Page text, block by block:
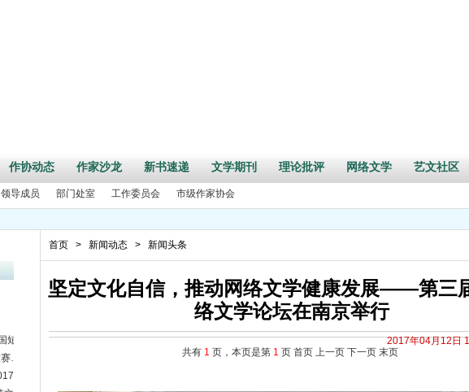
作协动态 作家沙龙 新书速递 文学期刊 理论批评 网络文学 艺文社区
领导成员 部门处室 工作委员会 市级作家协会
首页 > 新闻动态 > 新闻头条
坚定文化自信，推动网络文学健康发展——第三
络文学论坛在南京举行
2017年04月12
共有 1 页，本页是第 1 页 首页 上一页 下一页 末页